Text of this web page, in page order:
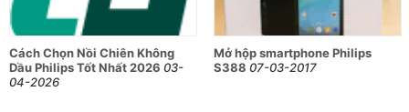
Cách Chọn Nồi Chiên Không
Dầu Philips Tốt Nhất 2026 03-
04-2026
Mở hộp smartphone Philips
S388 07-03-2017